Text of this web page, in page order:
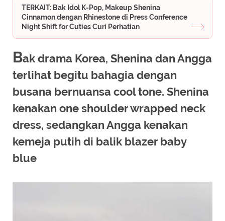
TERKAIT: Bak Idol K-Pop, Makeup Shenina
Cinnamon dengan Rhinestone di Press Conference
Night Shift for Cuties Curi Perhatian
Bak drama Korea, Shenina dan Angga
terlihat begitu bahagia dengan
busana bernuansa cool tone. Shenina
kenakan one shoulder wrapped neck
dress, sedangkan Angga kenakan
kemeja putih di balik blazer baby
blue